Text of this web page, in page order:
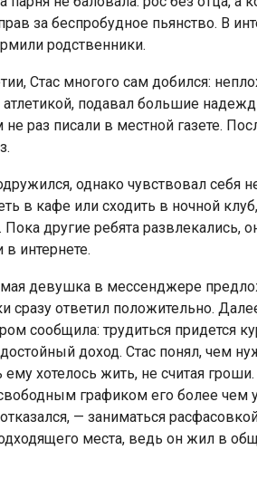
за беспробудное пьянство. В
родственники.
Стас многого сам добился:
подавал большие
раз писали в местной газете.
однако чувствовал себя
в кафе или сходить в ночной
другие ребята развлекались,
интернете.
девушка в мессенджере
сразу ответил положительно.
сообщила: трудиться придется
доход. Стас понял, чем
хотелось жить, не считая
графиком его более чем
— заниматься
места, ведь он жил в